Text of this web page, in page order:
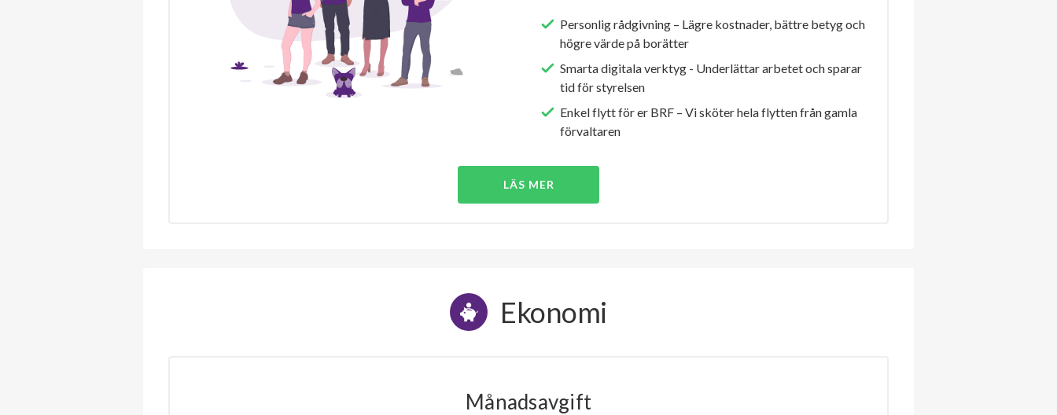
Personlig rådgivning – Lägre kostnader, bättre betyg och
högre värde på borätter
Smarta digitala verktyg - Underlättar arbetet och sparar
tid för styrelsen
Enkel flytt för er BRF – Vi sköter hela flytten från gamla
förvaltaren
LÄS MER
Ekonomi
Månadsavgift